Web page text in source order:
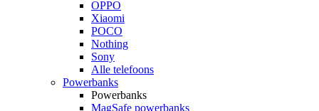
OPPO
Xiaomi
POCO
Nothing
Sony
Alle telefoons
Powerbanks
Powerbanks
MagSafe powerbanks